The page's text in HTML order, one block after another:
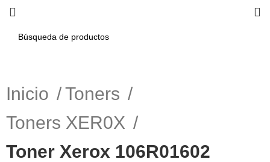
Inicio
Toners
Toners XER0X
Toner Xerox 106R01602